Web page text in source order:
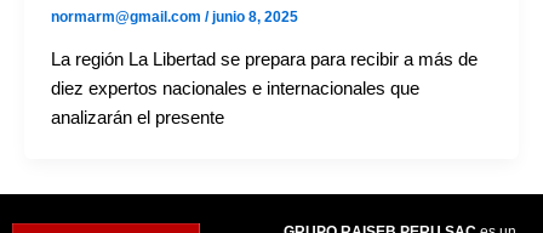
normarm@gmail.com /junio 8, 2025
La región La Libertad se prepara para recibir a más de
diez expertos nacionales e internacionales que
analizarán el presente